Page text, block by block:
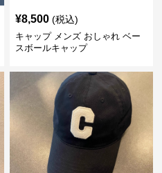
¥8,500 (税込)
キャップ メンズ おしゃれ ベー
スボールキャップ